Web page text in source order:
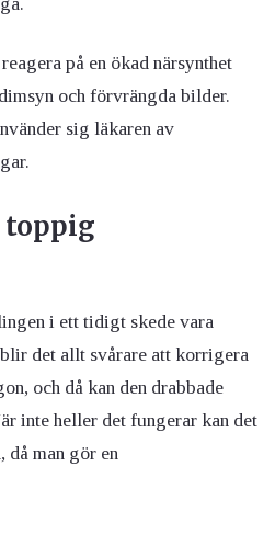
på en ökad närsynthet
och förvrängda bilder.
sig läkaren av
toppig
i ett tidigt skede vara
det allt svårare att korrigera
och då kan den drabbade
inte heller det fungerar kan det
man gör en